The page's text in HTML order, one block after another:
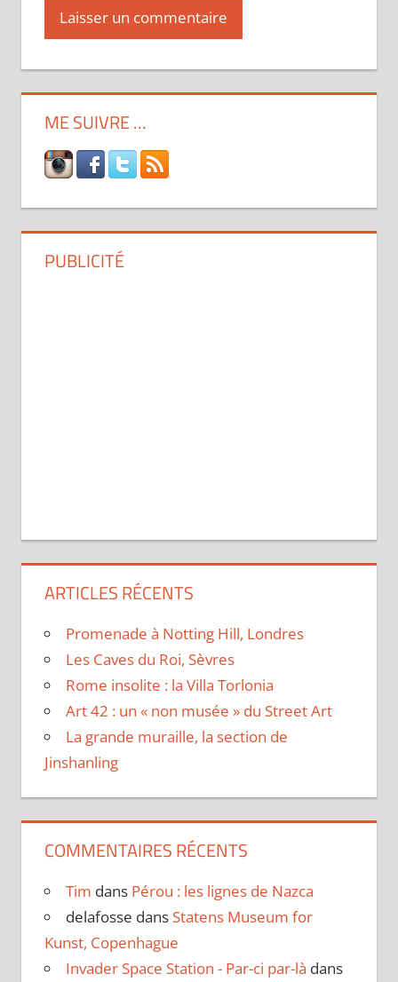
ME SUIVRE …
PUBLICITÉ
ARTICLES RÉCENTS
Promenade à Notting Hill, Londres
Les Caves du Roi, Sèvres
Rome insolite : la Villa Torlonia
Art 42 : un « non musée » du Street Art
La grande muraille, la section de
Jinshanling
COMMENTAIRES RÉCENTS
Tim dans Pérou : les lignes de Nazca
delafosse dans Statens Museum for
Kunst, Copenhague
Invader Space Station - Par-ci par-là dans